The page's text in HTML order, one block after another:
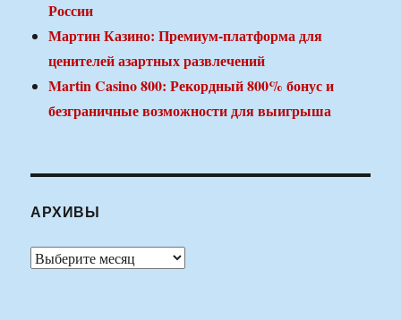
России
Мартин Казино: Премиум-платформа для
ценителей азартных развлечений
Martin Casino 800: Рекордный 800% бонус и
безграничные возможности для выигрыша
АРХИВЫ
Архивы